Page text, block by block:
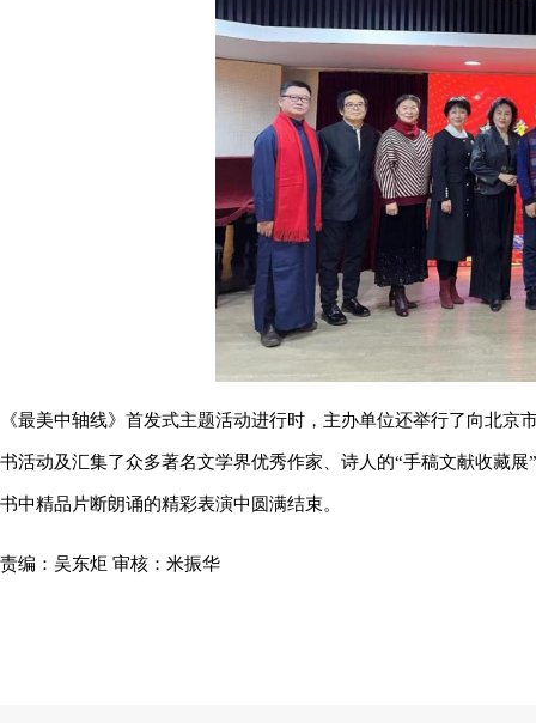
《最美中轴线》首发式主题活动进行时，主办单位还举行了向北
书活动及汇集了众多著名文学界优秀作家、诗人的“手稿文献收藏
书中精品片断朗诵的精彩表演中圆满结束。
责编： 吴东炬 审核：米振华